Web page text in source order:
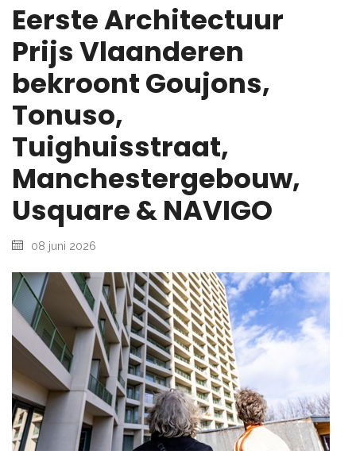
Eerste Architectuur
Prijs Vlaanderen
bekroont Goujons,
Tonuso,
Tuighuisstraat,
Manchestergebouw,
Usquare & NAVIGO
08 juni 2026